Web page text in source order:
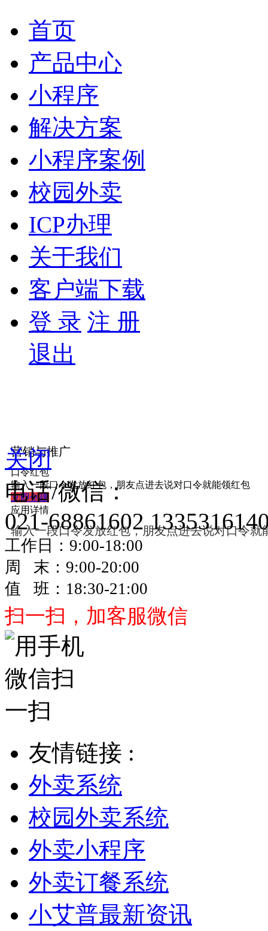
首页
产品中心
小程序
解决方案
小程序案例
校园外卖
ICP办理
关于我们
客户端下载
登 录 注 册
退出
营销与推广
口令红包
输入一段口令发放红包，朋友点进去说对口令就能领红包
立即创建
应用详情
输入一段口令发放红包，朋友点进去说对口令就
关闭
电话/微信：
021-68861602
工作日：9:00-18:00
周 末：9:00-20:00
值 班：18:30-21:00
扫一扫，加客服微信
友情链接 :
外卖系统
校园外卖系统
外卖小程序
外卖订餐系统
小艾普最新资讯